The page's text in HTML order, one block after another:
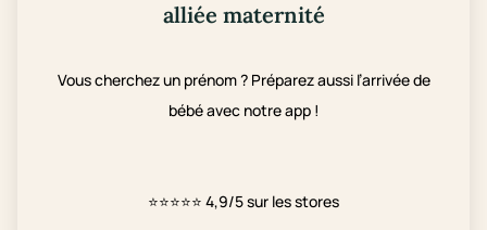
alliée maternité
Vous cherchez un prénom ? Préparez aussi l’arrivée de
bébé avec notre app !
⭐⭐⭐⭐⭐ 4,9/5 sur les stores